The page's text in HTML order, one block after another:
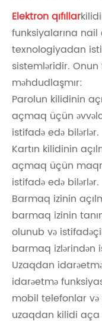
Elektron qıfıllar
funksiyalarına
texnologiyadan
sistemləridir.
məhdudlaşmır:
Parolun kilidinin
açmaq üçün
istifadə edə bilərlər.
Kartın kilidinin
açmaq üçün
istifadə edə bilərlər.
Barmaq izinin
barmaq izinin
olunub və
barmaq izlərindən
Uzaqdan
idarəetmə
mobil telefonlar
uzaqdan kilidi aça